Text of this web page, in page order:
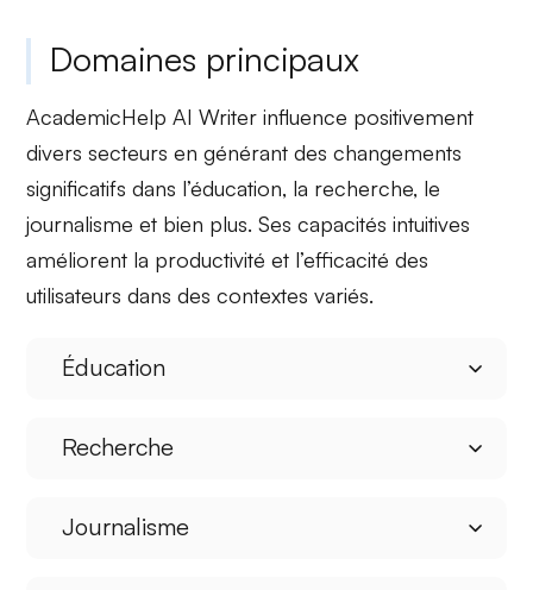
Domaines principaux
AcademicHelp AI Writer influence positivement
divers secteurs en générant des changements
significatifs dans l’éducation, la recherche, le
journalisme et bien plus. Ses capacités intuitives
améliorent la productivité et l’efficacité des
utilisateurs dans des contextes variés.
Éducation
Recherche
Journalisme